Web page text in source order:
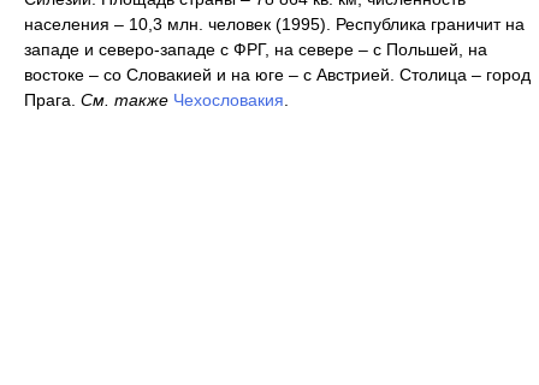
населения – 10,3 млн. человек (1995). Республика граничит на
западе и северо-западе с ФРГ, на севере – с Польшей, на
востоке – со Словакией и на юге – с Австрией. Столица – город
Прага. См. также Чехословакия